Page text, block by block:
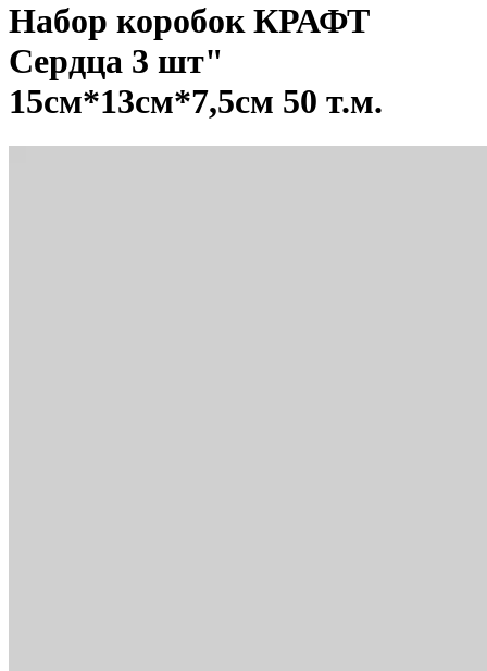
Набор коробок КРАФТ
Сердца 3 шт"
15см*13см*7,5см 50 т.м.